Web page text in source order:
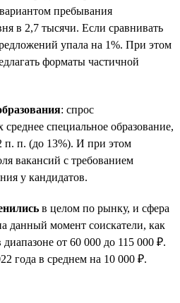
пребывания
в 2,7 тысячи. Если сравнивать
упала на 1%. При этом
форматы частичной
: спрос
специальное образование,
п. п. (до 13%). И при этом
вакансий с требованием
у кандидатов.
в целом по рынку, и сфера
данный момент соискатели, как
от 60 000 до 115 000 ₽.
года в среднем на 10 000 ₽.